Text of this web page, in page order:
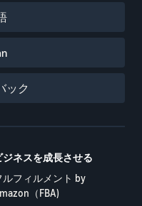
ック
ジネスを成長させる
ルフィルメント by
（FBA)